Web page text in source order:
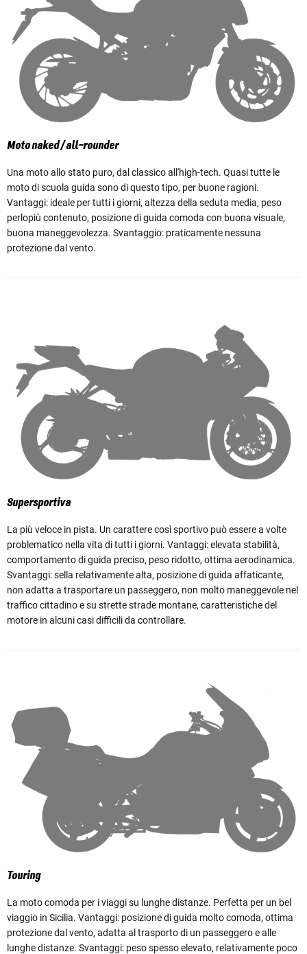
Moto naked / all-rounder
Una moto allo stato puro, dal classico all'high-tech. Quasi tutte le
moto di scuola guida sono di questo tipo, per buone ragioni.
Vantaggi: ideale per tutti i giorni, altezza della seduta media, peso
perlopiù contenuto, posizione di guida comoda con buona visuale,
buona maneggevolezza. Svantaggio: praticamente nessuna
protezione dal vento.
Supersportiva
La più veloce in pista. Un carattere così sportivo può essere a volte
problematico nella vita di tutti i giorni. Vantaggi: elevata stabilità,
comportamento di guida preciso, peso ridotto, ottima aerodinamica.
Svantaggi: sella relativamente alta, posizione di guida affaticante,
non adatta a trasportare un passeggero, non molto maneggevole nel
traffico cittadino e su strette strade montane, caratteristiche del
motore in alcuni casi difficili da controllare.
Touring
La moto comoda per i viaggi su lunghe distanze. Perfetta per un bel
viaggio in Sicilia. Vantaggi: posizione di guida molto comoda, ottima
protezione dal vento, adatta al trasporto di un passeggero e alle
lunghe distanze. Svantaggi: peso spesso elevato, relativamente poco